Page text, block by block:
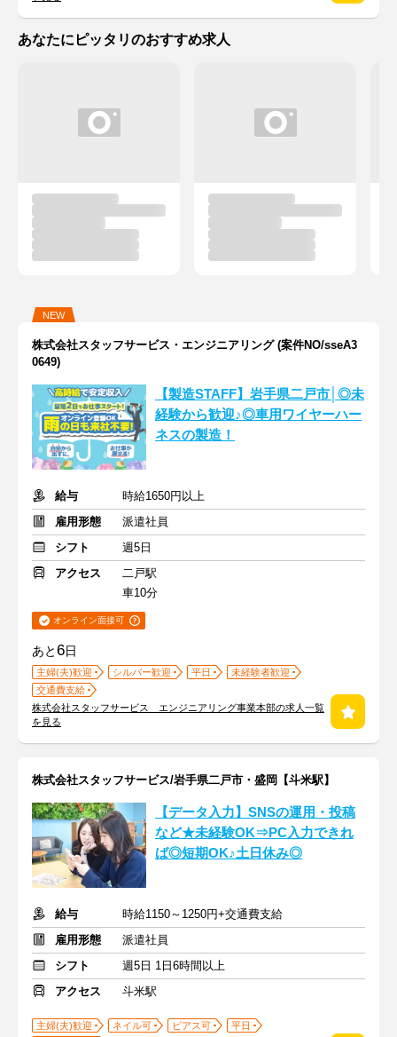
あなたにピッタリのおすすめ求人
NEW
株式会社スタッフサービス・エンジニアリング (案件NO/sseA3
0649)
【製造STAFF】岩手県二戸市│◎未
経験から歓迎♪◎車用ワイヤーハー
ネスの製造！
給与
時給1650円以上
雇用形態
派遣社員
シフト
週5日
アクセス
二戸駅
車10分
オンライン面接可
あと6日
主婦(夫)歓迎 シルバー歓迎 平日
未経験者歓迎
交通費支給
株式会社スタッフサービス エンジニアリング事業本部の求人一覧
を見る
株式会社スタッフサービス/岩手県二戸市・盛岡【斗米駅】
【データ入力】SNSの運用・投稿
など★未経験OK⇒PC入力できれ
ば◎短期OK♪土日休み◎
給与
時給1150～1250円+交通費支給
雇用形態
派遣社員
シフト
週5日 1日6時間以上
アクセス
斗米駅
主婦(夫)歓迎 ネイル可 ピアス可
平日